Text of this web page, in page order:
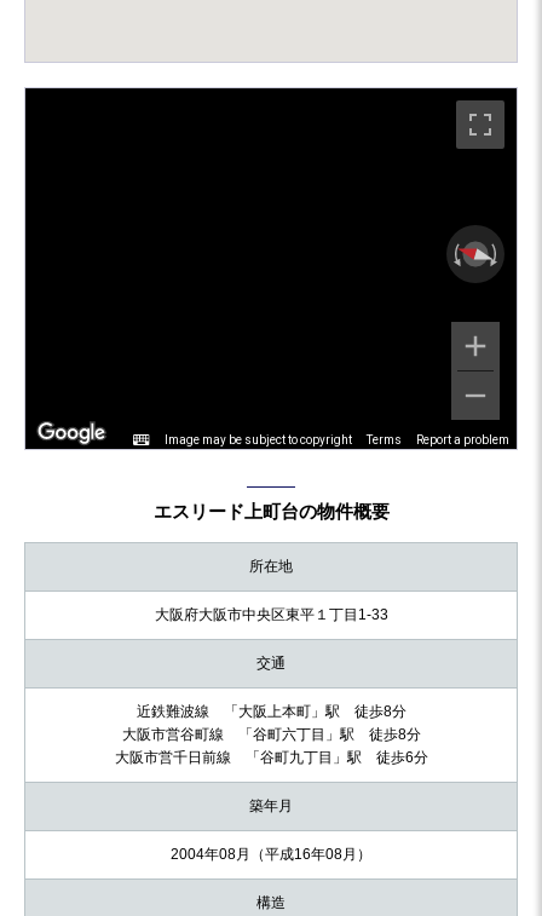
Image may be subject to copyright Terms Report a problem
エスリード上町台の物件概要
所在地
大阪府大阪市中央区東平１丁目1-33
交通
近鉄難波線 「大阪上本町」駅 徒歩8分
大阪市営谷町線 「谷町六丁目」駅 徒歩8分
大阪市営千日前線 「谷町九丁目」駅 徒歩6分
築年月
2004年08月（平成16年08月）
構造